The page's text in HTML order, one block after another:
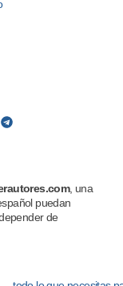
, una
puedan
de